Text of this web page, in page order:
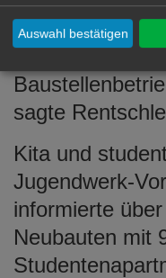
sagte
Kita und
Jugendwerk-
informierte
Neubauten mit
Auswahl bestätigen